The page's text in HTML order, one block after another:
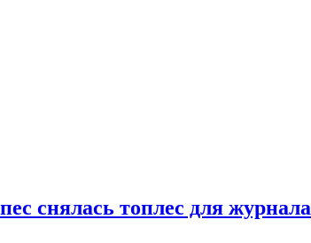
снялась топлес для журнала